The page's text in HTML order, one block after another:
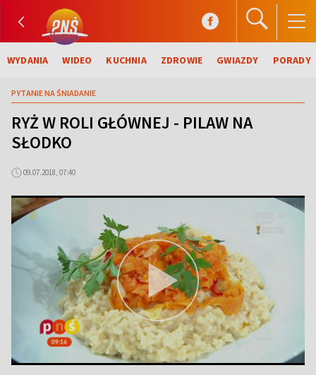
WYDANIA WIDEO KUCHNIA ZDROWIE GWIAZDY PORADY
PYTANIE NA ŚNIADANIE
RYŻ W ROLI GŁÓWNEJ - PILAW NA
SŁODKO
09.07.2018, 07:40